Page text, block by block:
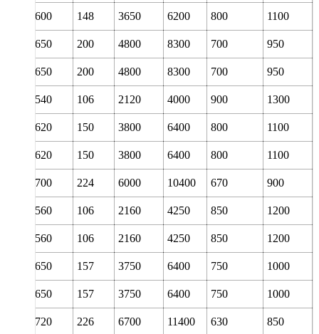
600 148 3650 6200 800 1100
650 200 4800 8300 700 950
650 200 4800 8300 700 950
540 106 2120 4000 900 1300
620 150 3800 6400 800 1100
620 150 3800 6400 800 1100
700 224 6000 10400 670 900
560 106 2160 4250 850 1200
560 106 2160 4250 850 1200
650 157 3750 6400 750 1000
650 157 3750 6400 750 1000
720 226 6700 11400 630 850